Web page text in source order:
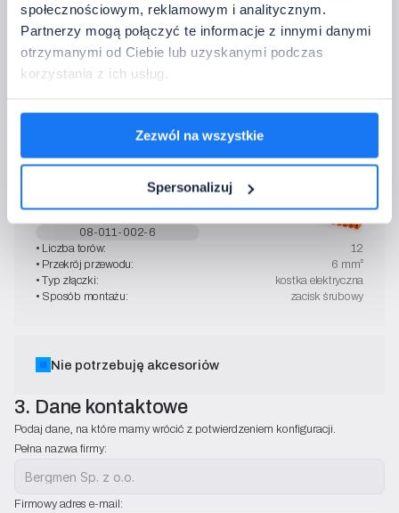
społecznościowym, reklamowym i analitycznym.
Partnerzy mogą połączyć te informacje z innymi danymi
otrzymanymi od Ciebie lub uzyskanymi podczas
korzystania z ich usług.
Zezwól na wszystkie
Spersonalizuj
Złączka 12-torowa
przewód: 4 mm²
08-011-002-4
• Liczba torów:
• Przekrój przewodu:
• Sposób montażu:
zacisk śrubowy
przewód: 6 mm²
08-011-002-6
• Liczba torów:
12
• Przekrój przewodu:
6 mm²
• Typ złączki:
kostka elektryczna
• Sposób montażu:
zacisk śrubowy
Nie potrzebuję akcesoriów
3. Dane kontaktowe
Podaj dane, na które mamy wrócić z potwierdzeniem konfiguracji.
Pełna nazwa firmy:
Firmowy adres e-mail: